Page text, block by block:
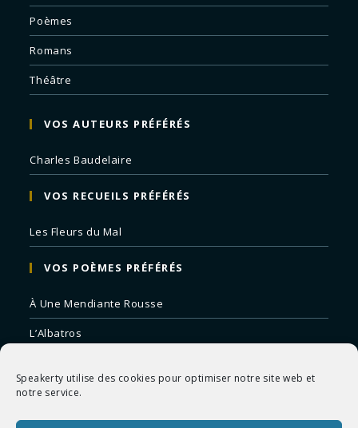
Speakerty utilise des cookies pour optimiser notre site web et
notre service.
Poèmes
Romans
Théâtre
VOS AUTEURS PRÉFÉRÉS
Charles Baudelaire
VOS RECUEILS PRÉFÉRÉS
Les Fleurs du Mal
VOS POÈMES PRÉFÉRÉS
À Une Mendiante Rousse
L’Albatros
Remords Posthume
La Mort des Artistes